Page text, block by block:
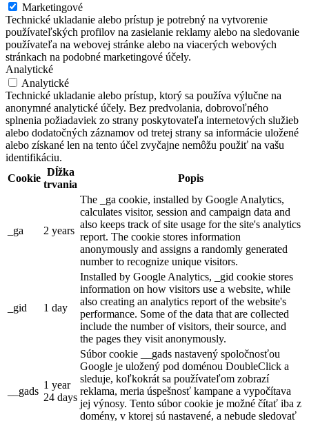
Marketingové
Technické ukladanie alebo prístup je potrebný na vytvorenie
používateľských profilov na zasielanie reklamy alebo na sledovanie
používateľa na webovej stránke alebo na viacerých webových
stránkach na podobné marketingové účely.
Analytické
Analytické
Technické ukladanie alebo prístup, ktorý sa používa výlučne na
anonymné analytické účely. Bez predvolania, dobrovoľného
splnenia požiadaviek zo strany poskytovateľa internetových služieb
alebo dodatočných záznamov od tretej strany sa informácie uložené
alebo získané len na tento účel zvyčajne nemôžu použiť na vašu
identifikáciu.
Cookie
Dĺžka
trvania
Popis
_ga 2 years
The _ga cookie, installed by Google Analytics,
calculates visitor, session and campaign data and
also keeps track of site usage for the site's analytics
report. The cookie stores information
anonymously and assigns a randomly generated
number to recognize unique visitors.
_gid 1 day
Installed by Google Analytics, _gid cookie stores
information on how visitors use a website, while
also creating an analytics report of the website's
performance. Some of the data that are collected
include the number of visitors, their source, and
the pages they visit anonymously.
__gads
1 year
24 days
Súbor cookie __gads nastavený spoločnosťou
Google je uložený pod doménou DoubleClick a
sleduje, koľkokrát sa používateľom zobrazí
reklama, meria úspešnosť kampane a vypočítava
jej výnosy. Tento súbor cookie je možné čítať iba z
domény, v ktorej sú nastavené, a nebude sledovať